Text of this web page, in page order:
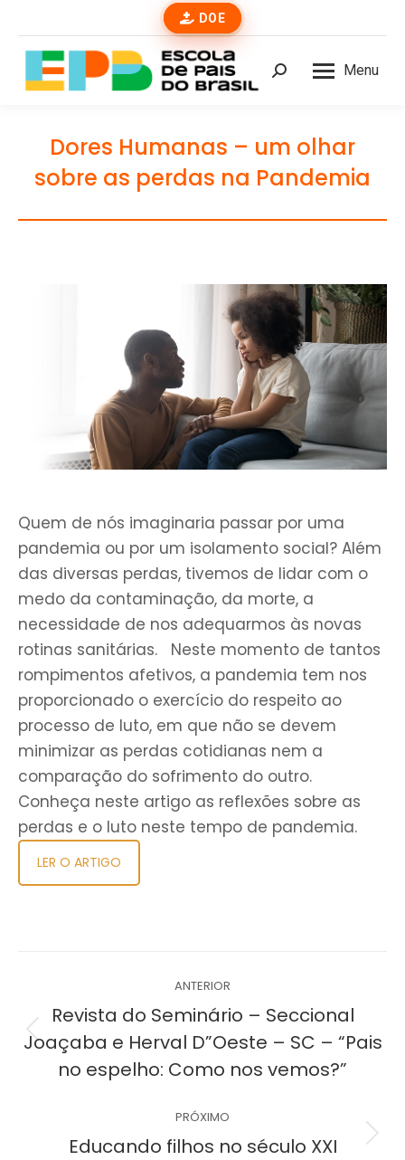
DOE
Menu
Buscar
Dores Humanas – um olhar
sobre as perdas na Pandemia
Quem de nós imaginaria passar por uma
pandemia ou por um isolamento social? Além
das diversas perdas, tivemos de lidar com o
medo da contaminação, da morte, a
necessidade de nos adequarmos às novas
rotinas sanitárias. Neste momento de tantos
rompimentos afetivos, a pandemia tem nos
proporcionado o exercício do respeito ao
processo de luto, em que não se devem
minimizar as perdas cotidianas nem a
comparação do sofrimento do outro.
Conheça neste artigo as reflexões sobre as
perdas e o luto neste tempo de pandemia.
LER O ARTIGO
de
post:
ANTERIOR
Post
anterior:
Revista do Seminário – Seccional
Joaçaba e Herval D”Oeste – SC – “Pais
no espelho: Como nos vemos?”
PRÓXIMO
Próximo
Educando filhos no século XXI